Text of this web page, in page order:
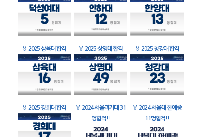
🏅 2025 삼육대 합격 🏅 2025 상명대 합격 🏅 2025 청강대 합격
🏅 2025 경희대 합격 🏅 2024 서울과기대 31
명합격!!
🏅 2024 서울대 한예종
11명합격!!